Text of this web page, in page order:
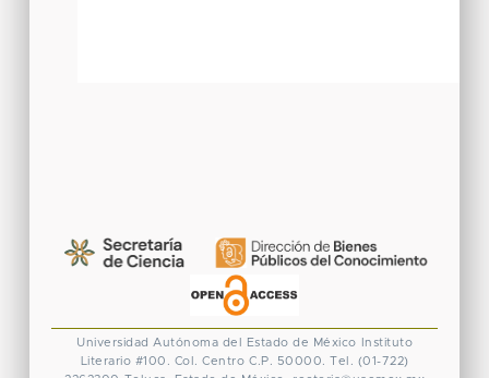
Universidad Autónoma del Estado de México
Instituto
Literario #100. Col. Centro C.P. 50000. Tel. (01-722)